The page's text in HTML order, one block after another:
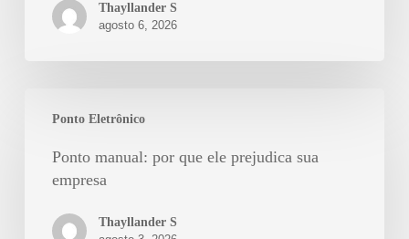
Thayllander S
agosto 6, 2026
Ponto Eletrônico
Ponto manual: por que ele prejudica sua
empresa
Thayllander S